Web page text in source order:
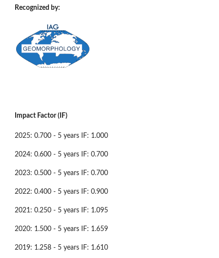
Recognized by:
Impact Factor (IF)
2025: 0.700 - 5 years IF: 1.000
2024: 0.600 - 5 years IF: 0.700
2023: 0.500 - 5 years IF: 0.700
2022: 0.400 - 5 years IF: 0.900
2021: 0.250 - 5 years IF: 1.095
2020: 1.500 - 5 years IF: 1.659
2019: 1.258 - 5 years IF: 1.610